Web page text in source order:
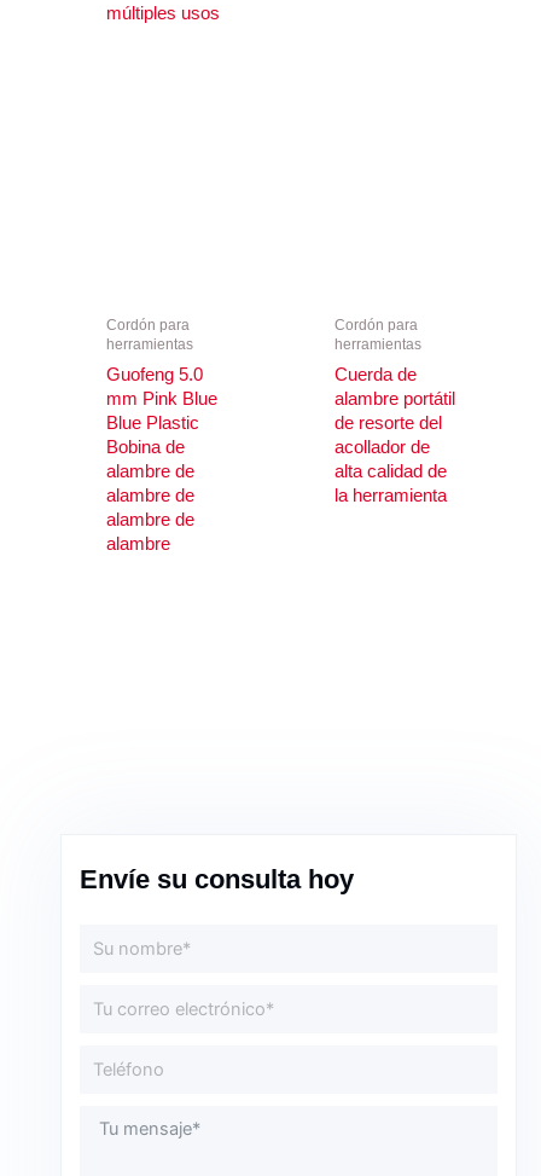
múltiples usos
Cordón para
herramientas
Guofeng 5.0
mm Pink Blue
Blue Plastic
Bobina de
alambre de
alambre de
alambre de
alambre
Cordón para
herramientas
Cuerda de
alambre portátil
de resorte del
acollador de
alta calidad de
la herramienta
Envíe su consulta hoy